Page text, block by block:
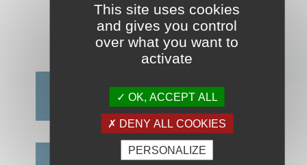
FERMETURE À LANIÈRES DE
LARGEUR VARIABLE
BIENVENU MANU EN TANT
This site uses cookies
and gives you control
over what you want to
activate
OK, ACCEPT ALL
DENY ALL COOKIES
PERSONALIZE